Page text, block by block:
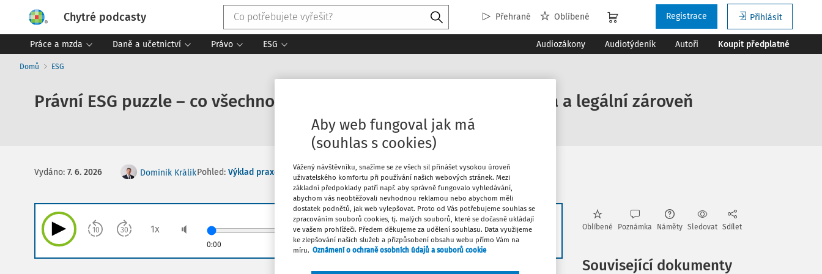
Chytré podcasty Přehrané Oblíbené Přihlásit
Registrace
Práce a mzda Daně a učetnictví Právo ESG Audiozákony Audiotýdeník Autoři Koupit předplatné
Domů ESG
Právní ESG puzzle – co všechno musí firma řešit, aby byla udržitelná a legální zároveň
Vydáno: 7. 6. 2026 Dominik KrálikPohled: Výklad praxe Související dokumenty (4)
0:00
10 30 1x Oblíbené Poznámka Náměty Sledovat Sdílet
Související dokumenty
Aby web fungoval jak má
(souhlas s cookies)
Vážený návštěvníku, snažíme se ze všech sil přinášet vysokou úroveň
uživatelského komfortu při používání našich webových stránek. Mezi
základní předpoklady patří např. aby správně fungovalo vyhledávání,
abychom vás neobtěžovali nevhodnou reklamou nebo abychom měli
dostatek podnětů, jak web vylepšovat. Proto od Vás potřebujeme souhlas se
zpracováním souborů cookies, tj. malých souborů, které se dočasně ukládají
ve vašem prohlížeči. Předem děkujeme za udělení souhlasu. Data využijeme
ke zlepšování našich služeb a přizpůsobení obsahu webu přímo Vám na
míru. Oznámení o ochraně osobních údajů a souborů cookie